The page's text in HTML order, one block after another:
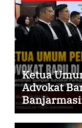
Ketua
Advokat
Menjaga